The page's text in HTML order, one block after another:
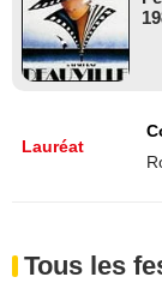
Lauréat
Tous les